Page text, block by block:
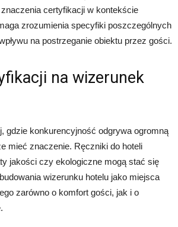
certyfikacji w kontekście
zrozumienia specyfiki poszczególnych
na postrzeganie obiektu przez gości.
na wizerunek
gdzie konkurencyjność odgrywa ogromną
mieć znaczenie. Ręczniki do hoteli
jakości czy ekologiczne mogą stać się
wizerunku hotelu jako miejsca
zarówno o komfort gości, jak i o